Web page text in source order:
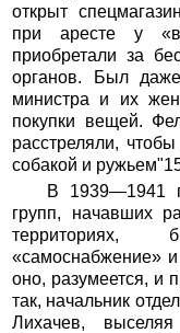
открыт
при аресте у
приобретали за
органов. Был даже
министра и их
покупки вещей.
расстреляли,
собакой и
В 1939—1941
групп, начавших
территориях,
«самоснабжение»
оно, разумеется, и
так, начальник
Лихачев,